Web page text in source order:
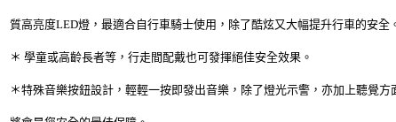
質高亮度LED燈，最適合自行車騎士使用，除了酷炫又大幅提升行車的安全
＊ 學童或高齡長者等，行走間配戴也可發揮絕佳安全效果。
＊特殊音樂按鈕設計，輕輕一按即發出音樂，除了燈光示警，亦加上聽覺方